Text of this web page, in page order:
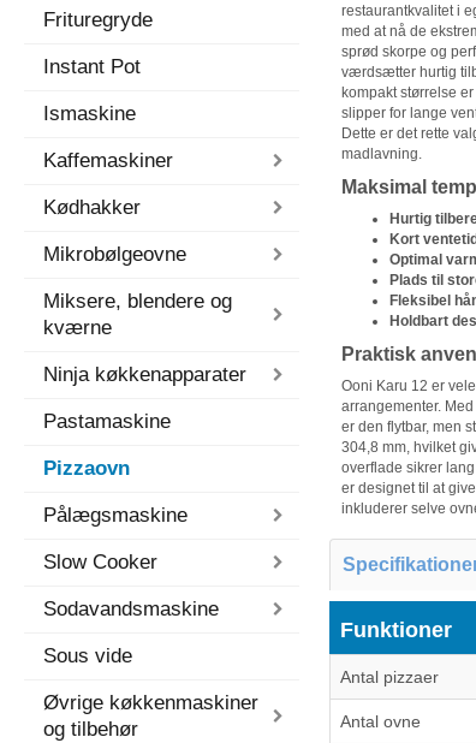
Frituregryde
Instant Pot
Ismaskine
Kaffemaskiner
Kødhakker
Mikrobølgeovne
Miksere, blendere og
kværne
Ninja køkkenapparater
Pastamaskine
Pizzaovn
Pålægsmaskine
Slow Cooker
Sodavandsmaskine
Sous vide
Øvrige køkkenmaskiner
og tilbehør
restaurantkvalitet i
med at nå de
sprød skorpe og
værdsætter hurtig
kompakt størrelse
slipper for lange
Dette er det rette
madlavning.
Maksimal
Hurtig
Kort ventetid
Optimal
Plads til
Fleksibel
Holdbart
Praktisk
Ooni Karu 12 er
arrangementer.
er den flytbar, men
304,8 mm, hvilket
overflade sikrer
er designet til at
inkluderer selve
Funktioner
Antal pizzaer
Antal ovne